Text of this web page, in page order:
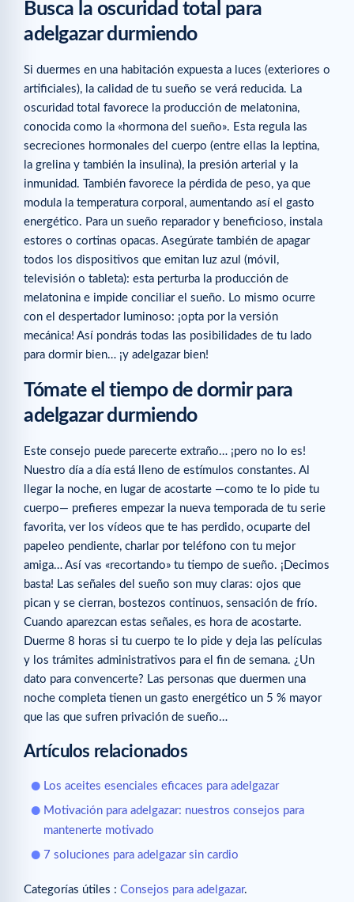
Busca la oscuridad total para
adelgazar durmiendo
Si duermes en una habitación expuesta a luces (exteriores o
artificiales), la calidad de tu sueño se verá reducida. La
oscuridad total favorece la producción de melatonina,
conocida como la «hormona del sueño». Esta regula las
secreciones hormonales del cuerpo (entre ellas la leptina,
la grelina y también la insulina), la presión arterial y la
inmunidad. También favorece la pérdida de peso, ya que
modula la temperatura corporal, aumentando así el gasto
energético. Para un sueño reparador y beneficioso, instala
estores o cortinas opacas. Asegúrate también de apagar
todos los dispositivos que emitan luz azul (móvil,
televisión o tableta): esta perturba la producción de
melatonina e impide conciliar el sueño. Lo mismo ocurre
con el despertador luminoso: ¡opta por la versión
mecánica! Así pondrás todas las posibilidades de tu lado
para dormir bien… ¡y adelgazar bien!
Tómate el tiempo de dormir para
adelgazar durmiendo
Este consejo puede parecerte extraño… ¡pero no lo es!
Nuestro día a día está lleno de estímulos constantes. Al
llegar la noche, en lugar de acostarte —como te lo pide tu
cuerpo— prefieres empezar la nueva temporada de tu serie
favorita, ver los vídeos que te has perdido, ocuparte del
papeleo pendiente, charlar por teléfono con tu mejor
amiga… Así vas «recortando» tu tiempo de sueño. ¡Decimos
basta! Las señales del sueño son muy claras: ojos que
pican y se cierran, bostezos continuos, sensación de frío.
Cuando aparezcan estas señales, es hora de acostarte.
Duerme 8 horas si tu cuerpo te lo pide y deja las películas
y los trámites administrativos para el fin de semana. ¿Un
dato para convencerte? Las personas que duermen una
noche completa tienen un gasto energético un 5 % mayor
que las que sufren privación de sueño…
Artículos relacionados
Los aceites esenciales eficaces para adelgazar
Motivación para adelgazar: nuestros consejos para
mantenerte motivado
7 soluciones para adelgazar sin cardio
Categorías útiles : Consejos para adelgazar.